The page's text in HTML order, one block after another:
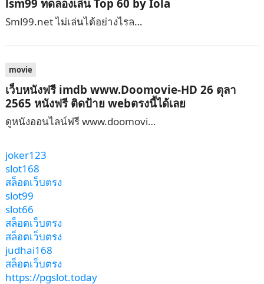
lsm99 ทดลองเล่น Top 60 by Iola
Sml99.net ไม่เล่นได้อย่างไรล…
movie
เว็บหนังฟรี imdb www.Doomovie-HD 26 ตุลา
2565 หนังฟรี ติดป้าย webตรงนี้ได้เลย
ดูหนังออนไลน์ฟรี www.doomovi…
joker123
slot168
สล็อตเว็บตรง
slot99
slot66
สล็อตเว็บตรง
สล็อตเว็บตรง
judhai168
สล็อตเว็บตรง
https://pgslot.today